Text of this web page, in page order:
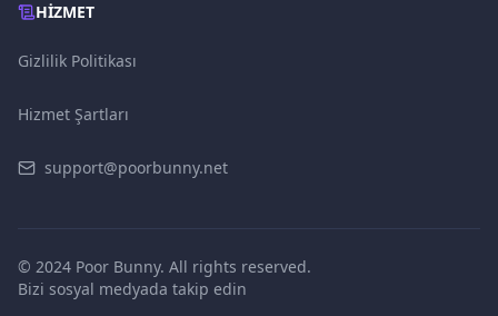
HIZMET
Gizlilik Politikası
Hizmet Şartları
support@poorbunny.net
© 2024 Poor Bunny. All rights reserved.
Bizi sosyal medyada takip edin